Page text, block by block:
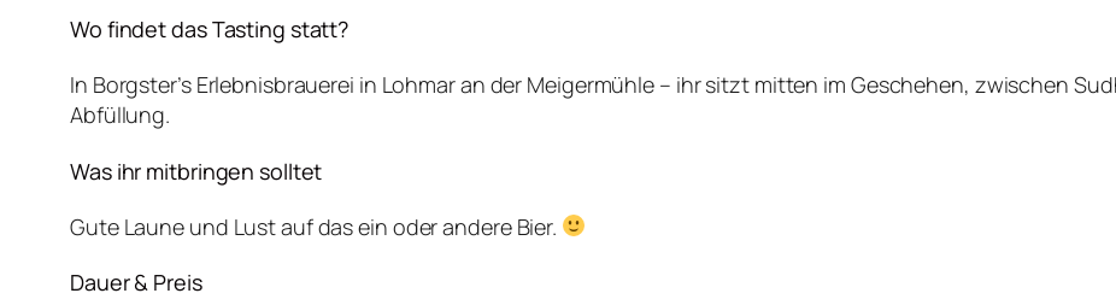
Wo findet das Tasting statt?
In Borgster’s Erlebnisbrauerei in Lohmar an der Meigermühle – ihr sitzt mitten im Geschehen, zwischen
Abfüllung.
Was ihr mitbringen solltet
Gute Laune und Lust auf das ein oder andere Bier.
Dauer & Preis